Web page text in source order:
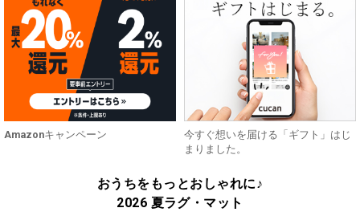
Amazonキャンペーン
今すぐ想いを届ける「ギフト」はじ
まりました。
おうちをもっとおしゃれに♪
2026 夏ラグ・マット